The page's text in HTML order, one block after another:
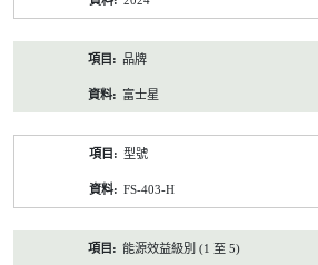
品牌
富士星
型號
FS-403-H
能源效益級別 (1 至 5)